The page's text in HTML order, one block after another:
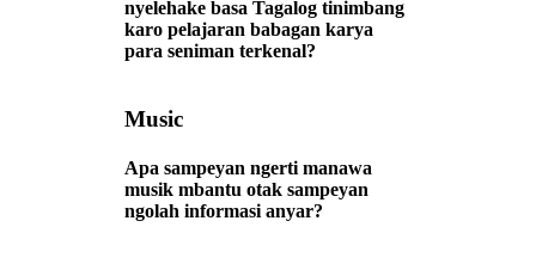
nyelehake basa Tagalog tinimbang
karo pelajaran babagan karya
para seniman terkenal?
Music
Apa sampeyan ngerti manawa
musik mbantu otak sampeyan
ngolah informasi anyar?